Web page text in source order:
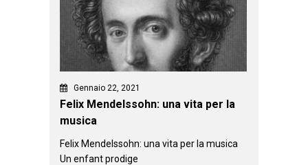
Gennaio 22, 2021
Felix Mendelssohn: una vita per la
musica
Felix Mendelssohn: una vita per la musica
Un enfant prodige